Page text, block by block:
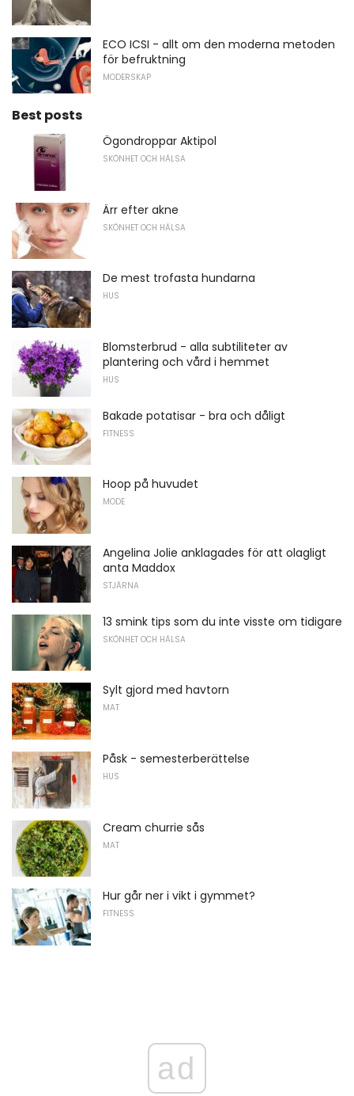
ECO ICSI - allt om den moderna metoden
för befruktning
MODERSKAP
Best posts
Ögondroppar Aktipol
SKÖNHET OCH HÄLSA
Ärr efter akne
SKÖNHET OCH HÄLSA
De mest trofasta hundarna
HUS
Blomsterbrud - alla subtiliteter av
plantering och vård i hemmet
HUS
Bakade potatisar - bra och dåligt
FITNESS
Hoop på huvudet
MODE
Angelina Jolie anklagades för att olagligt
anta Maddox
STJÄRNA
13 smink tips som du inte visste om tidigare
SKÖNHET OCH HÄLSA
Sylt gjord med havtorn
MAT
Påsk - semesterberättelse
HUS
Cream churrie sås
MAT
Hur går ner i vikt i gymmet?
FITNESS
ad